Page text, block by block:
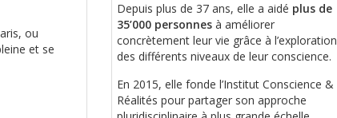
ou
et se
Depuis plus de 37 ans, elle a aidé plus de
35’000 personnesà améliorer
concrètement leur vie grâce à l’exploration
des différents niveaux de leur conscience.
En 2015, elle fonde l’Institut Conscience &
Réalités pour partager son approche